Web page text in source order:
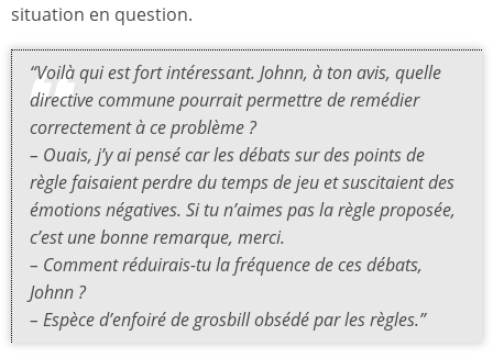
situation en question.
“Voilà qui est fort intéressant. Johnn, à ton avis, quelle
directive commune pourrait permettre de remédier
correctement à ce problème ?
– Ouais, j’y ai pensé car les débats sur des points de
règle faisaient perdre du temps de jeu et suscitaient des
émotions négatives. Si tu n’aimes pas la règle proposée,
c’est une bonne remarque, merci.
– Comment réduirais-tu la fréquence de ces débats,
Johnn ?
– Espèce d’enfoiré de grosbill obsédé par les règles.”